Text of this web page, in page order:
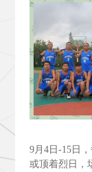
9月4日-15日，
或顶着烈日，